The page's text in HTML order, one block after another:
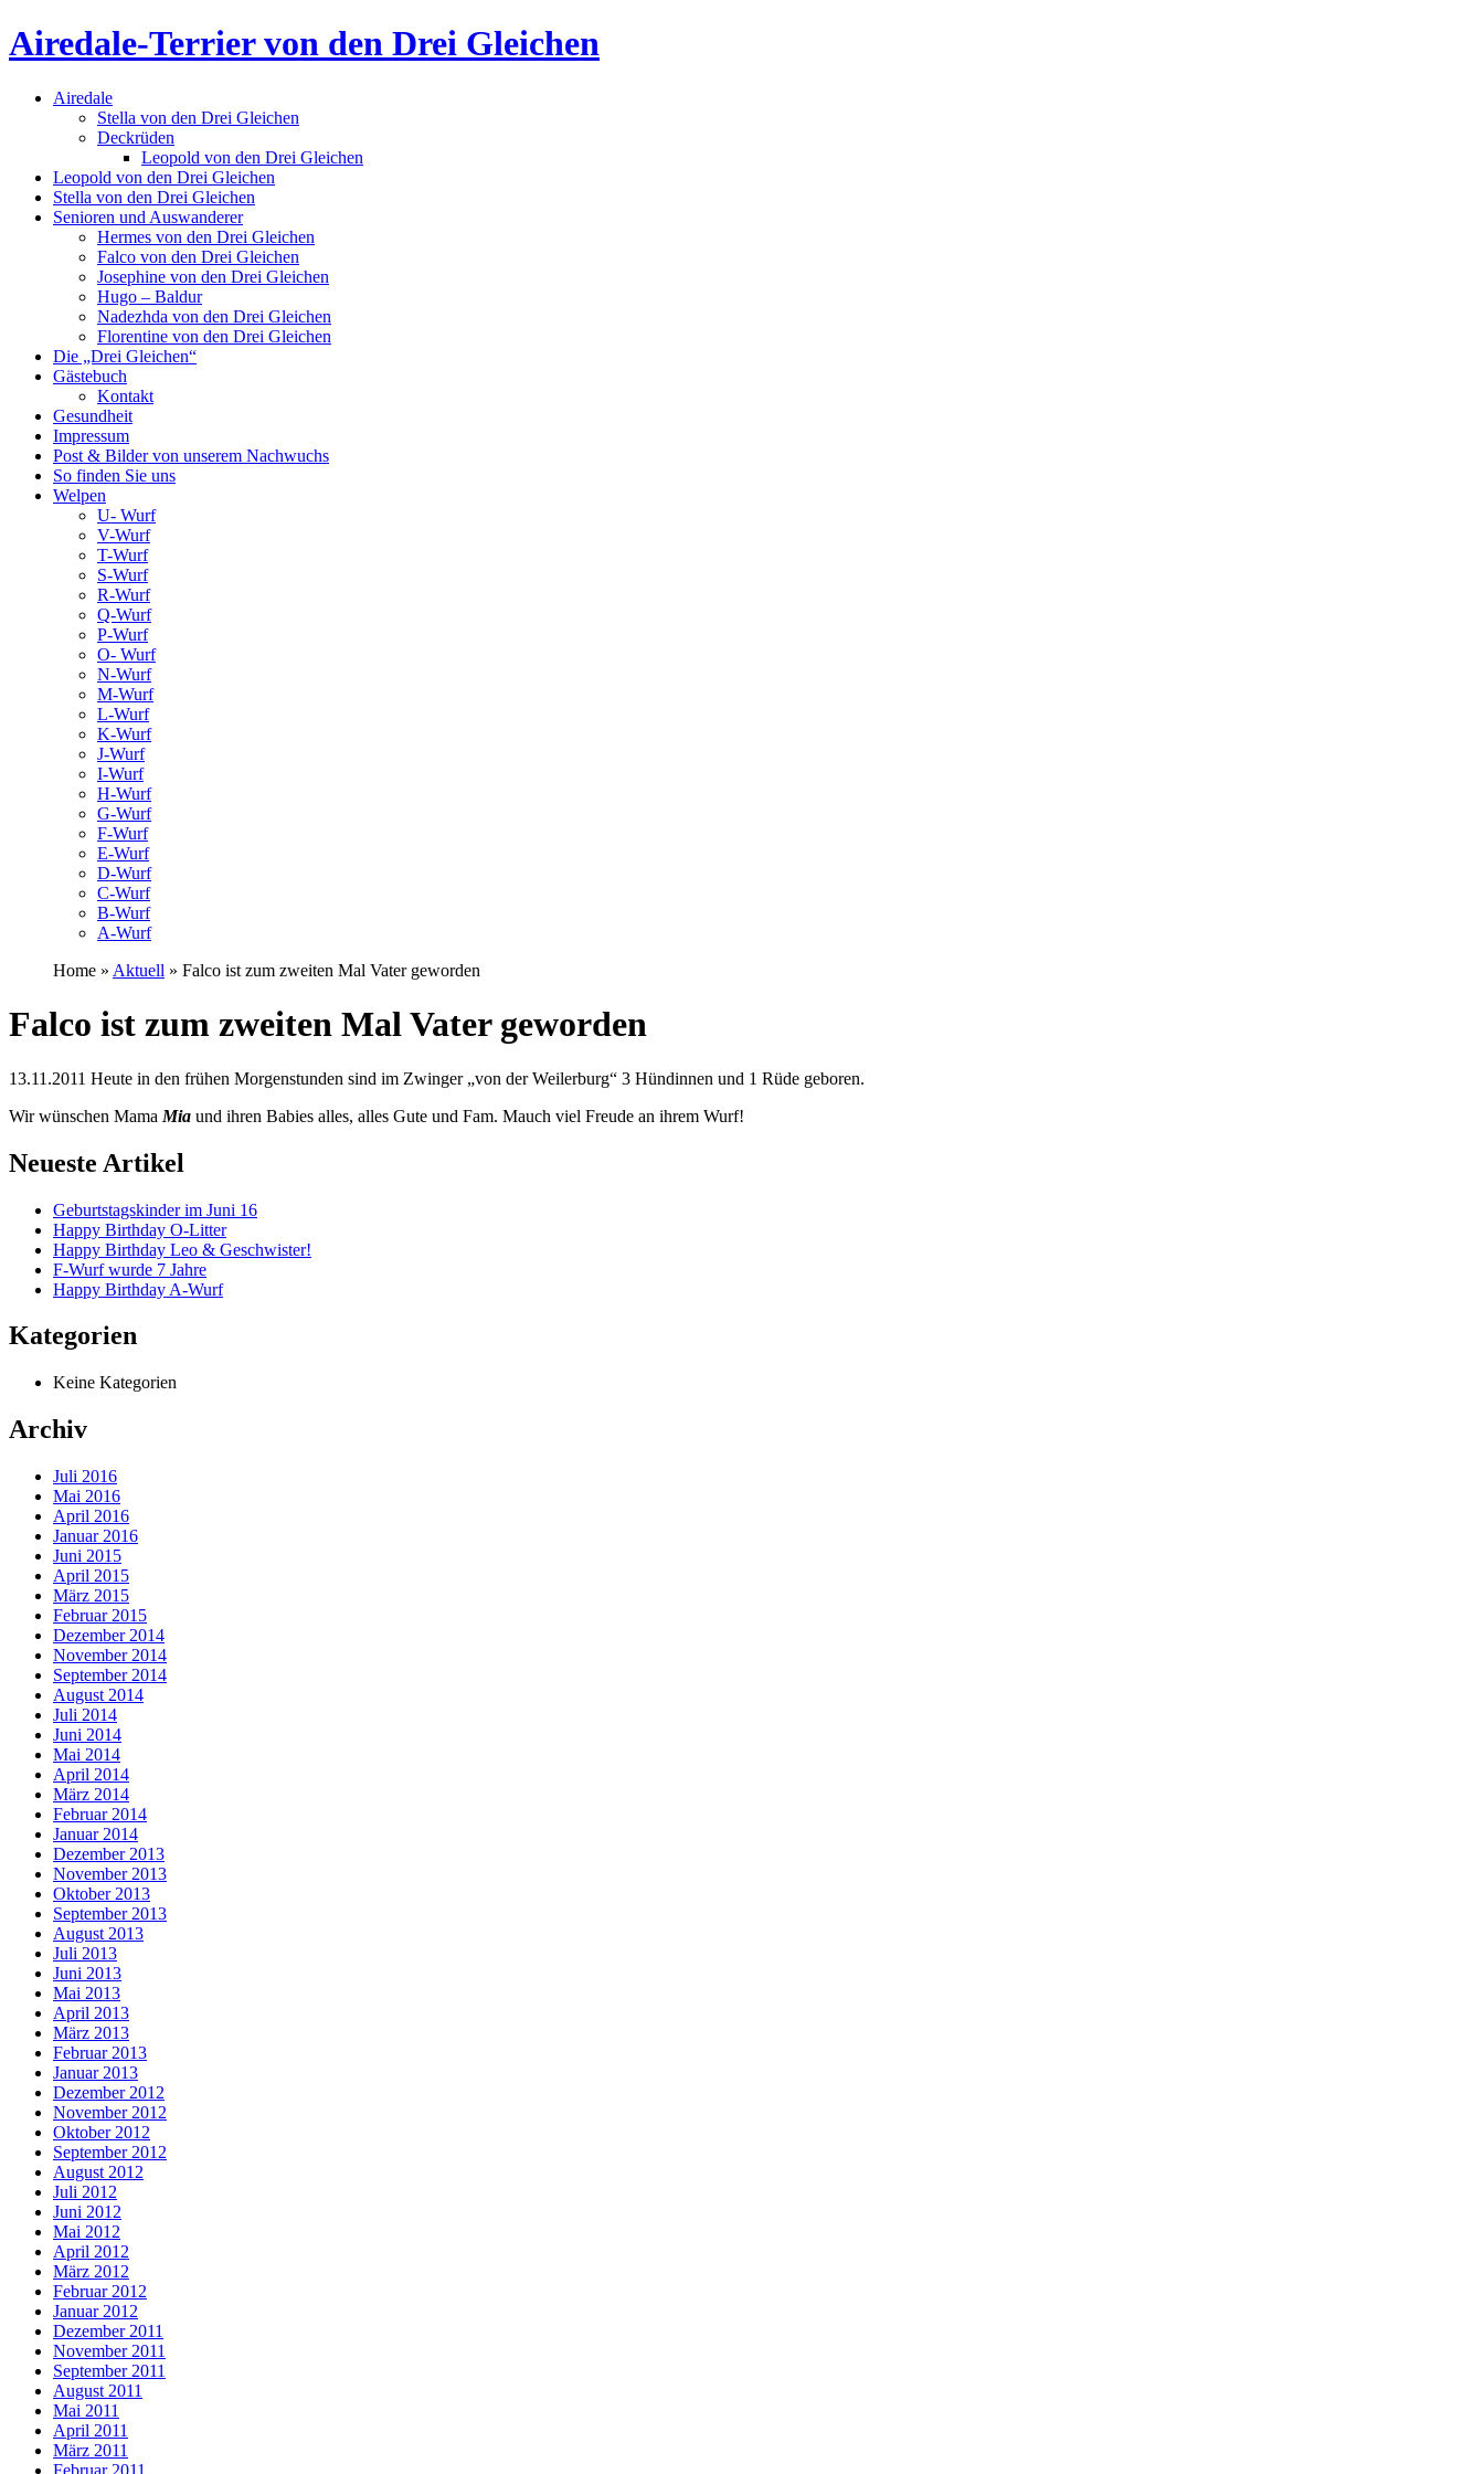
Airedale-Terrier von den Drei Gleichen
Airedale
Stella von den Drei Gleichen
Deckrüden
Leopold von den Drei Gleichen
Leopold von den Drei Gleichen
Stella von den Drei Gleichen
Senioren und Auswanderer
Hermes von den Drei Gleichen
Falco von den Drei Gleichen
Josephine von den Drei Gleichen
Hugo – Baldur
Nadezhda von den Drei Gleichen
Florentine von den Drei Gleichen
Die „Drei Gleichen“
Gästebuch
Kontakt
Gesundheit
Impressum
Post & Bilder von unserem Nachwuchs
So finden Sie uns
Welpen
U- Wurf
V-Wurf
T-Wurf
S-Wurf
R-Wurf
Q-Wurf
P-Wurf
O- Wurf
N-Wurf
M-Wurf
L-Wurf
K-Wurf
J-Wurf
I-Wurf
H-Wurf
G-Wurf
F-Wurf
E-Wurf
D-Wurf
C-Wurf
B-Wurf
A-Wurf
Home » Aktuell » Falco ist zum zweiten Mal Vater geworden
Falco ist zum zweiten Mal Vater geworden
13.11.2011 Heute in den frühen Morgenstunden sind im Zwinger „von der Weilerburg“ 3 Hündinnen und 1 Rüde geboren.
Wir wünschen Mama Mia und ihren Babies alles, alles Gute und Fam. Mauch viel Freude an ihrem Wurf!
Neueste Artikel
Geburtstagskinder im Juni 16
Happy Birthday O-Litter
Happy Birthday Leo & Geschwister!
F-Wurf wurde 7 Jahre
Happy Birthday A-Wurf
Kategorien
Keine Kategorien
Archiv
Juli 2016
Mai 2016
April 2016
Januar 2016
Juni 2015
April 2015
März 2015
Februar 2015
Dezember 2014
November 2014
September 2014
August 2014
Juli 2014
Juni 2014
Mai 2014
April 2014
März 2014
Februar 2014
Januar 2014
Dezember 2013
November 2013
Oktober 2013
September 2013
August 2013
Juli 2013
Juni 2013
Mai 2013
April 2013
März 2013
Februar 2013
Januar 2013
Dezember 2012
November 2012
Oktober 2012
September 2012
August 2012
Juli 2012
Juni 2012
Mai 2012
April 2012
März 2012
Februar 2012
Januar 2012
Dezember 2011
November 2011
September 2011
August 2011
Mai 2011
April 2011
März 2011